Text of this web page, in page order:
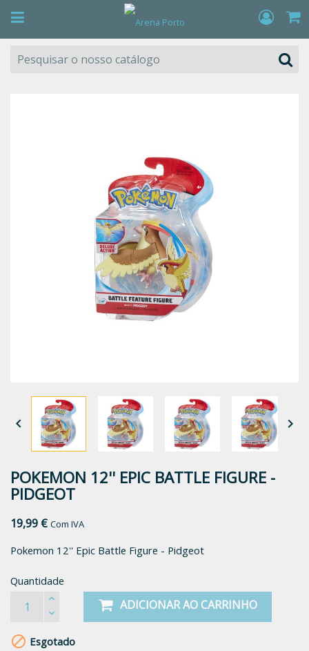
 
POKEMON 12'' EPIC BATTLE FIGURE -
PIDGEOT
19,99 € Com IVA
Pokemon 12'' Epic Battle Figure - Pidgeot
Quantidade
ADICIONAR AO CARRINHO
 Esgotado